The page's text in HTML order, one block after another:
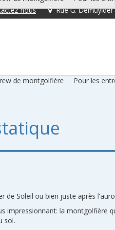
nous Rue G.
de montgolfière Pour les
de Soleil ou bien juste après
impressionnant: la montgolfière
sol.